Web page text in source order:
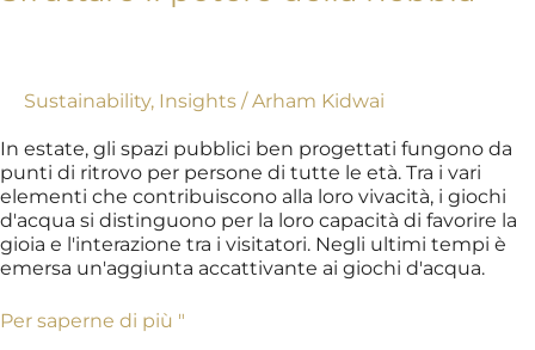
Sustainability, Insights /Arham Kidwai
In estate, gli spazi pubblici ben progettati fungono da
punti di ritrovo per persone di tutte le età. Tra i vari
elementi che contribuiscono alla loro vivacità, i giochi
d'acqua si distinguono per la loro capacità di favorire la
gioia e l'interazione tra i visitatori. Negli ultimi tempi è
emersa un'aggiunta accattivante ai giochi d'acqua.
Per saperne di più "